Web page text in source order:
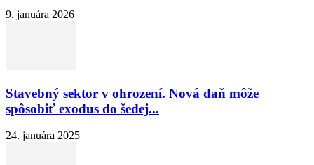
9. januára 2026
Stavebný sektor v ohrození. Nová daň môže
spôsobiť exodus do šedej...
24. januára 2025